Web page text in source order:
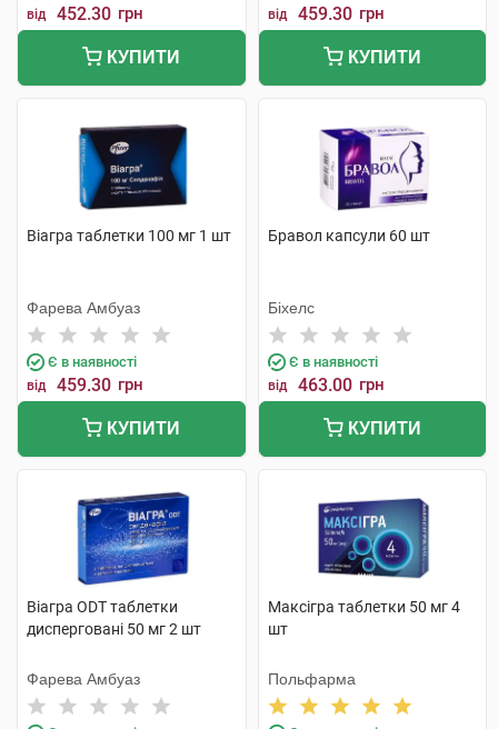
від 452.30 грн
КУПИТИ
від 459.30 грн
КУПИТИ
Віагра таблетки 100 мг 1 шт
Фарева Амбуаз
Є в наявності
від 459.30 грн
КУПИТИ
Бравол капсули 60 шт
Біхелс
Є в наявності
від 463.00 грн
КУПИТИ
Віагра ODT таблетки
дисперговані 50 мг 2 шт
Фарева Амбуаз
Максігра таблетки 50 мг 4
шт
Польфарма